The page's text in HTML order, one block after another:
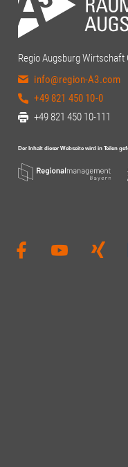
Regio Augsburg Wirtschaft
info@region-A3.com
+49 821 450 10-0
+49 821 450 10-111